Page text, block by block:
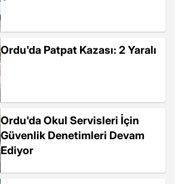
Ordu'da Patpat Kazası: 2 Yaralı
Ordu'da Okul Servisleri İçin
Güvenlik Denetimleri Devam
Ediyor